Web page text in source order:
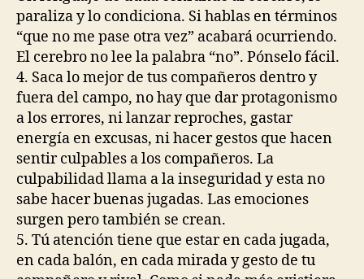
paraliza y lo condiciona. Si hablas en términos
“que no me pase otra vez” acabará ocurriendo.
El cerebro no lee la palabra “no”. Pónselo fácil.
4. Saca lo mejor de tus compañeros dentro y
fuera del campo, no hay que dar protagonismo
a los errores, ni lanzar reproches, gastar
energía en excusas, ni hacer gestos que hacen
sentir culpables a los compañeros. La
culpabilidad llama a la inseguridad y esta no
sabe hacer buenas jugadas. Las emociones
surgen pero también se crean.
5. Tú atención tiene que estar en cada jugada,
en cada balón, en cada mirada y gesto de tu